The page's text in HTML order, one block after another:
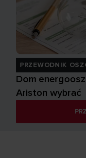
PRZEWODNIK
Dom
Ariston wybrać